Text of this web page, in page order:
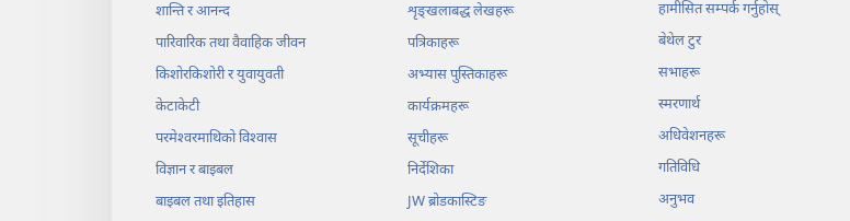
शान्ति र आनन्द
पारिवारिक तथा वैवाहिक जीवन
किशोरकिशोरी र युवायुवती
केटाकेटी
परमेश्‍वरमाथिको विश्‍वास
विज्ञान र बाइबल
बाइबल तथा इतिहास
शृङ्‌खलाबद्ध लेखहरू
पत्रिकाहरू
अभ्यास पुस्तिकाहरू
कार्यक्रमहरू
सूचीहरू
निर्देशिका
JW ब्रोडकास्टिङ
हामीसित सम्पर्क गर्नुहोस्‌
बेथेल टुर
सभाहरू
स्मरणार्थ
अधिवेशनहरू
गतिविधि
अनुभव